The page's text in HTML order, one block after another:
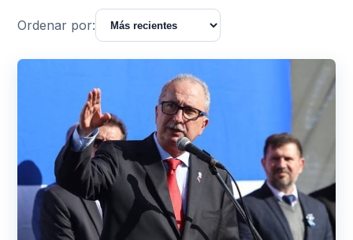
Ordenar por: